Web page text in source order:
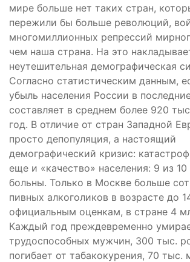
мире больше нет таких стран,
пережили бы больше революций,
многомиллионных репрессий
чем наша страна. На это
неутешительная демографическая
Согласно статистическим данным,
убыль населения России в
составляет в среднем более 920
год. В отличие от стран Западной
просто депопуляция, а настоящий
демографический кризис:
еще и «качество» населения: 9 из
больны. Только в Москве больше
пивных алкоголиков в возрасте до
официальным оценкам, в стране 4
Каждый год преждевременно
трудоспособных мужчин, 300 тыс.
погибает от табакокурения, 70 тыс.